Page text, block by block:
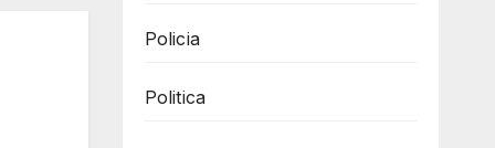
Policia
Politica